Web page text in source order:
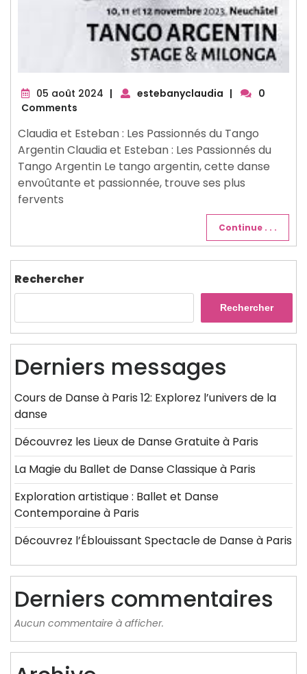
05 août 2024 05
| estebanyclaudia |
0
Comments
Claudia et Esteban : Les Passionnés du Tango
Argentin Claudia et Esteban : Les Passionnés du
Tango Argentin Le tango argentin, cette danse
envoûtante et passionnée, trouve ses plus
fervents
Continue . . .
Rechercher
Rechercher
Derniers messages
Cours de Danse à Paris 12: Explorez l’univers de la
danse
Découvrez les Lieux de Danse Gratuite à Paris
La Magie du Ballet de Danse Classique à Paris
Exploration artistique : Ballet et Danse
Contemporaine à Paris
Découvrez l’Éblouissant Spectacle de Danse à Paris
Derniers commentaires
Aucun commentaire à afficher.